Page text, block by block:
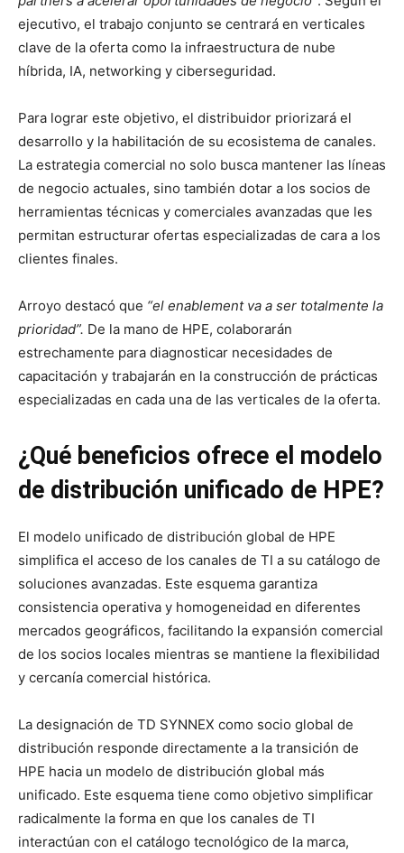
ejecutivo, el trabajo conjunto se centrará en verticales
clave de la oferta como la infraestructura de nube
híbrida, IA, networking y ciberseguridad.
Para lograr este objetivo, el distribuidor priorizará el
desarrollo y la habilitación de su ecosistema de canales.
La estrategia comercial no solo busca mantener las líneas
de negocio actuales, sino también dotar a los socios de
herramientas técnicas y comerciales avanzadas que les
permitan estructurar ofertas especializadas de cara a los
clientes finales.
Arroyo destacó que “el enablement va a ser totalmente la
prioridad”. De la mano de HPE, colaborarán
estrechamente para diagnosticar necesidades de
capacitación y trabajarán en la construcción de prácticas
especializadas en cada una de las verticales de la oferta.
¿Qué beneficios ofrece el modelo
de distribución unificado de HPE?
El modelo unificado de distribución global de HPE
simplifica el acceso de los canales de TI a su catálogo de
soluciones avanzadas. Este esquema garantiza
consistencia operativa y homogeneidad en diferentes
mercados geográficos, facilitando la expansión comercial
de los socios locales mientras se mantiene la flexibilidad
y cercanía comercial histórica.
La designación de TD SYNNEX como socio global de
distribución responde directamente a la transición de
HPE hacia un modelo de distribución global más
unificado. Este esquema tiene como objetivo simplificar
radicalmente la forma en que los canales de TI
interactúan con el catálogo tecnológico de la marca,